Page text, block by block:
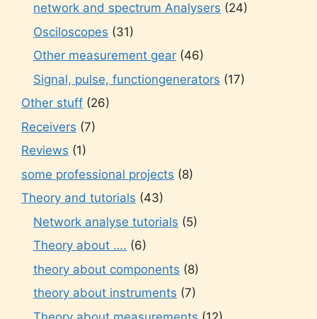
network and spectrum Analysers (24)
Osciloscopes (31)
Other measurement gear (46)
Signal, pulse, functiongenerators (17)
Other stuff (26)
Receivers (7)
Reviews (1)
some professional projects (8)
Theory and tutorials (43)
Network analyse tutorials (5)
Theory about …. (6)
theory about components (8)
theory about instruments (7)